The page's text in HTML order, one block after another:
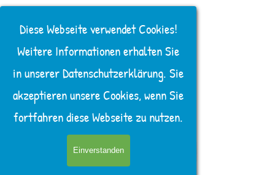
Diese Webseite verwendet Cookies!
Weitere Informationen erhalten Sie
in unserer Datenschutzerklärung. Sie
akzeptieren unsere Cookies, wenn Sie
fortfahren diese Webseite zu nutzen.
Einverstanden
Direkt zum Seiteninhalt